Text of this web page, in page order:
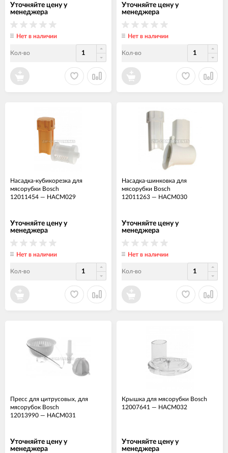
Уточняйте цену у
менеджера
Нет в наличии
Кол-во
Уточняйте цену у
менеджера
Нет в наличии
Кол-во
Насадка-кубикорезка для
мясорубки Bosch
12011454 — НАСМ029
Уточняйте цену у
менеджера
Нет в наличии
Кол-во
Насадка-шинковка для
мясорубки Bosch
12011263 — НАСМ030
Уточняйте цену у
менеджера
Нет в наличии
Кол-во
Пресс для цитрусовых, для
мясорубок Bosch
12013990 — НАСМ031
Уточняйте цену у
менеджера
Крышка для мясорубки Bosch
12007641 — НАСМ032
Уточняйте цену у
менеджера